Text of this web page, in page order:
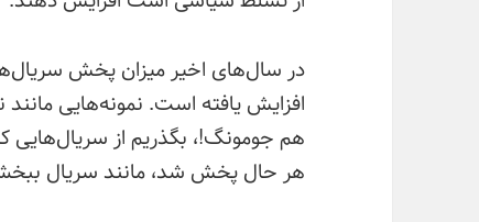
در سال‌های اخیر میزان پخش
افزایش یافته است. نمونه‌‌هایی مانند
هم جومونگ!، بگذریم از سریال‌هایی
هر حال پخش شد، مانند سریال